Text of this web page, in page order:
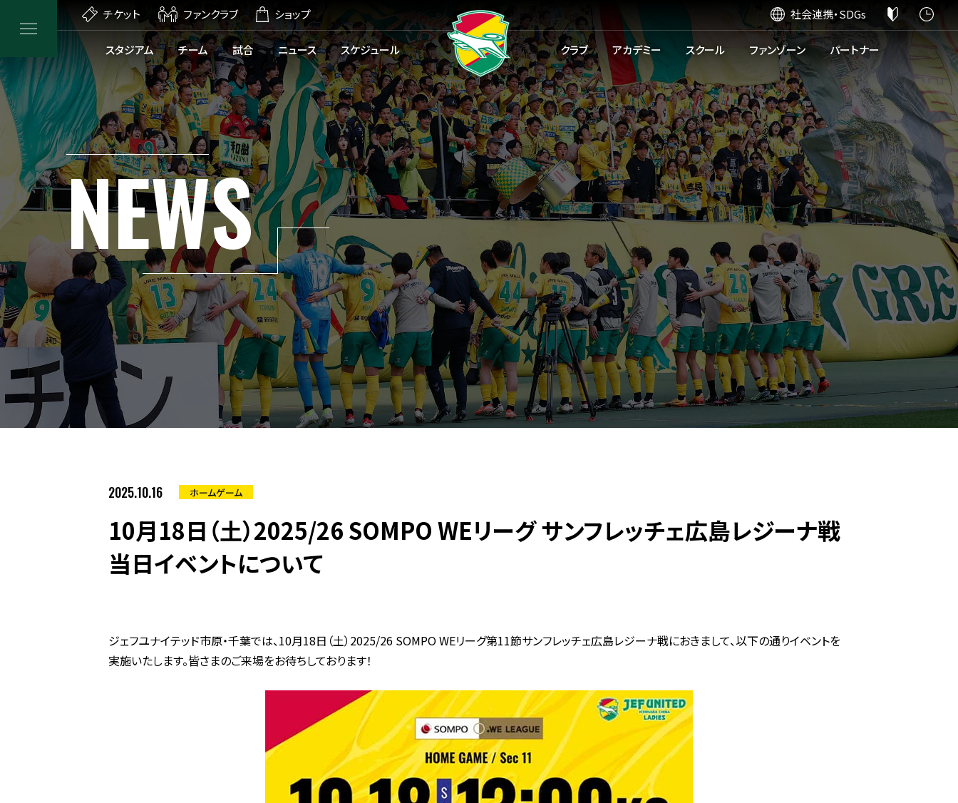
チケット ファンクラブ ショップ 社会連携・SDGs
スタジアム チーム 試合 ニュース スケジュール クラブ アカデミー スクール ファンゾーン パートナー
NEWS
2025.10.16 ホームゲーム
10月18日（土）2025/26 SOMPO WEリーグ サンフレッチェ広島レジーナ戦
当日イベントについて
ジェフユナイテッド市原・千葉では、10月18日（土）2025/26 SOMPO WEリーグ第11節サンフレッチェ広島レジーナ戦におきまして、以下の通りイベントを
実施いたします。皆さまのご来場をお待ちしております！